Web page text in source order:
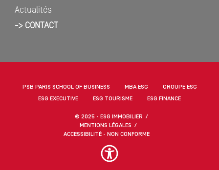
Actualités
-> CONTACT
PSB PARIS SCHOOL OF BUSINESS MBA ESG
GROUPE ESG
ESG EXECUTIVE
ESG TOURISME ESG FINANCE
© 2025 - ESG IMMOBILIER
MENTIONS LÉGALES
ACCESSIBILITÉ - NON CONFORME